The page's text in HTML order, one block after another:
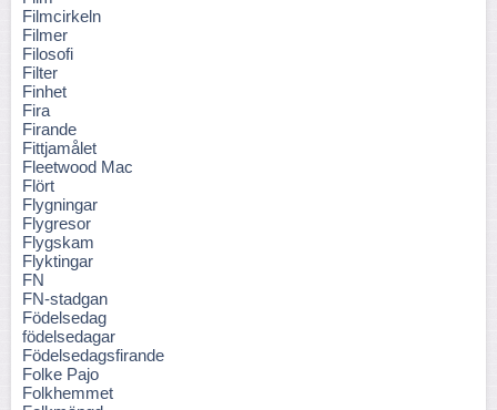
Filmcirkeln
Filmer
Filosofi
Filter
Finhet
Fira
Firande
Fittjamålet
Fleetwood Mac
Flört
Flygningar
Flygresor
Flygskam
Flyktingar
FN
FN-stadgan
Födelsedag
födelsedagar
Födelsedagsfirande
Folke Pajo
Folkhemmet